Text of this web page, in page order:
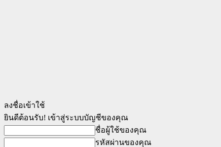
ลงชื่อเข้าใช้
ยินดีต้อนรับ! เข้าสู่ระบบบัญชีของคุณ
ชื่อผู้ใช้ของคุณ
รหัสผ่านของคุณ